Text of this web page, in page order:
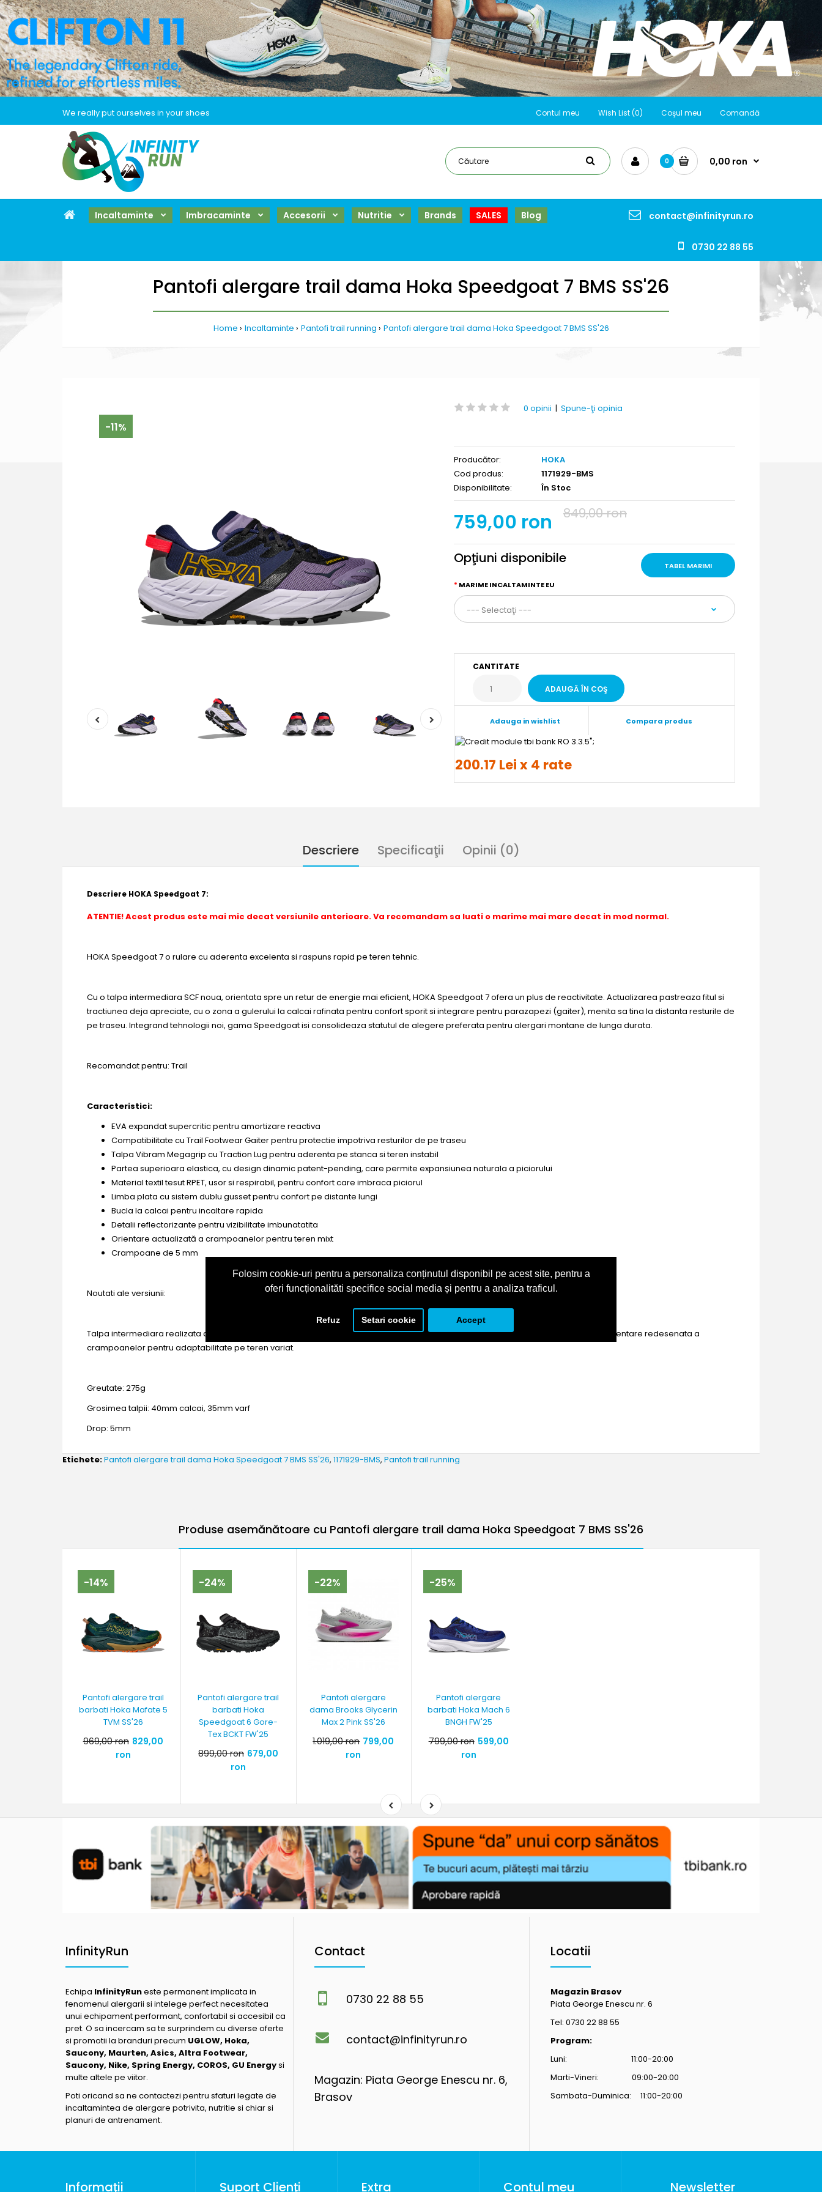
Folosim cookie-uri pentru a personaliza conținutul disponibil pe acest site, pentru a
oferi funcționalităti specifice social media și pentru a analiza traficul.
Refuz Setari cookie Accept
We really put ourselves in your shoes Contul meu Wish List (0) Coşul meu Comandă
0 0,00 ron
Incaltaminte Imbracaminte Accesorii Nutritie Brands SALES Blog contact@infinityrun.ro
0730 22 88 55
Pantofi alergare trail dama Hoka Speedgoat 7 BMS SS'26
Home Incaltaminte Pantofi trail running Pantofi alergare trail dama Hoka Speedgoat 7 BMS SS'26
-11%
0 opinii | Spune-ţi opinia
Producător:
HOKA
Cod produs:
1171929-BMS
Disponibilitate:
În Stoc
759,00 ron 849,00 ron
TABEL MARIMI
Opţiuni disponibile
MARIME INCALTAMINTE EU
CANTITATE
Adauga in wishlist Compara produs
";
200.17 Lei x 4 rate
Descriere Specificaţii Opinii (0)
Descriere HOKA Speedgoat 7:
ATENTIE! Acest produs este mai mic decat versiunile anterioare. Va recomandam sa luati o marime mai mare decat in mod normal.
HOKA Speedgoat 7 o rulare cu aderenta excelenta si raspuns rapid pe teren tehnic.
Cu o talpa intermediara SCF noua, orientata spre un retur de energie mai eficient, HOKA Speedgoat 7 ofera un plus de reactivitate. Actualizarea pastreaza fitul si
tractiunea deja apreciate, cu o zona a gulerului la calcai rafinata pentru confort sporit si integrare pentru parazapezi (gaiter), menita sa tina la distanta resturile de
pe traseu. Integrand tehnologii noi, gama Speedgoat isi consolideaza statutul de alegere preferata pentru alergari montane de lunga durata.
Recomandat pentru: Trail
Caracteristici:
EVA expandat supercritic pentru amortizare reactiva
Compatibilitate cu Trail Footwear Gaiter pentru protectie impotriva resturilor de pe traseu
Talpa Vibram Megagrip cu Traction Lug pentru aderenta pe stanca si teren instabil
Partea superioara elastica, cu design dinamic patent-pending, care permite expansiunea naturala a piciorului
Material textil tesut RPET, usor si respirabil, pentru confort care imbraca piciorul
Limba plata cu sistem dublu gusset pentru confort pe distante lungi
Bucla la calcai pentru incaltare rapida
Detalii reflectorizante pentru vizibilitate imbunatatita
Orientare actualizată a crampoanelor pentru teren mixt
Crampoane de 5 mm
Noutati ale versiunii:
Talpa intermediara realizata din spuma supercritica, zona a gulerului la calcai optimizata pentru confort, integrare pentru gaiter si orientare redesenata a
crampoanelor pentru adaptabilitate pe teren variat.
Greutate: 275g
Grosimea talpii: 40mm calcai, 35mm varf
Drop: 5mm
Etichete:Pantofi alergare trail dama Hoka Speedgoat 7 BMS SS'26, 1171929-BMS, Pantofi trail running
Produse asemănătoare cu Pantofi alergare trail dama Hoka Speedgoat 7 BMS SS'26
-14%
Pantofi alergare trail
barbati Hoka Mafate 5
TVM SS'26
969,00 ron 829,00
ron
-24%
Pantofi alergare trail
barbati Hoka
Speedgoat 6 Gore-
Tex BCKT FW'25
899,00 ron 679,00
ron
-22%
Pantofi alergare
dama Brooks Glycerin
Max 2 Pink SS'26
1.019,00 ron 799,00
ron
-25%
Pantofi alergare
barbati Hoka Mach 6
BNGH FW'25
799,00 ron 599,00
ron
InfinityRun
Echipa InfinityRuneste permanent implicata in
fenomenul alergarii si intelege perfect necesitatea
unui echipament performant, confortabil si accesibil ca
pret. O sa incercam sa te surprindem cu diverse oferte
si promotii la branduri precum UGLOW, Hoka,
Saucony, Maurten, Asics, Altra Footwear,
Saucony, Nike, Spring Energy, COROS, GU Energysi
multe altele pe viitor.
Poti oricand sa ne contactezi pentru sfaturi legate de
incaltamintea de alergare potrivita, nutritie si chiar si
planuri de antrenament.
Contact
0730 22 88 55
contact@infinityrun.ro
Magazin: Piata George Enescu nr. 6,
Brasov
Locatii
Magazin Brasov
Piata George Enescu nr. 6
Tel: 0730 22 88 55
Program:
Luni: 11:00-20:00
Marti-Vineri: 09:00-20:00
Sambata-Duminica: 11:00-20:00
Informaţii Suport Clienţi Extra Contul meu Newsletter